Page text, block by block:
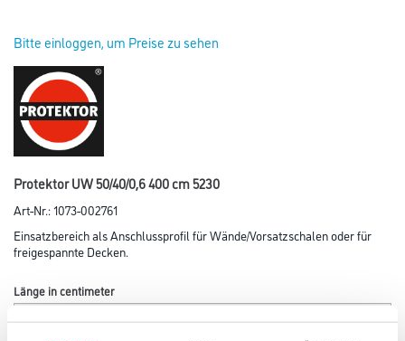
Bitte einloggen, um Preise zu sehen
Protektor UW 50/40/0,6 400 cm 5230
Art-Nr.:1073-002761
Einsatzbereich als Anschlussprofil für Wände/Vorsatzschalen oder für
freigespannte Decken.
Länge in centimeter